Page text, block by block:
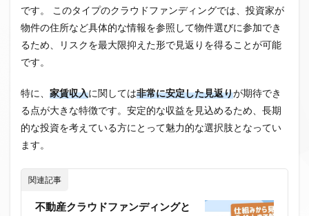
です。
このタイプのクラウドファンディングでは、投資家が
物件の住所など具体的な情報を参照 して物件選びに参加でき
るため、リスクを最大限抑えた形で見返りを得ることが可能
です。
特に、 家賃収入に関しては非常に安定した見返りが期待でき
る点が大きな特徴です。安定的な収益を見込めるため、長期
的な投資を考えている方にとって魅力的な選択肢となってい
ます。
関連記事
不動産クラウドファンディングと